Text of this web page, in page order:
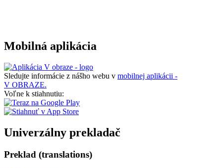
Mobilná aplikácia
Sledujte informácie z nášho webu v mobilnej aplikácii -
V OBRAZE.
Voľne k stiahnutiu:
Univerzálny prekladač
Preklad (translations)